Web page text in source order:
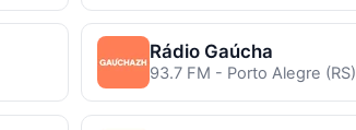
Rádio Gaúcha
93.7 FM - Porto Alegre (RS)